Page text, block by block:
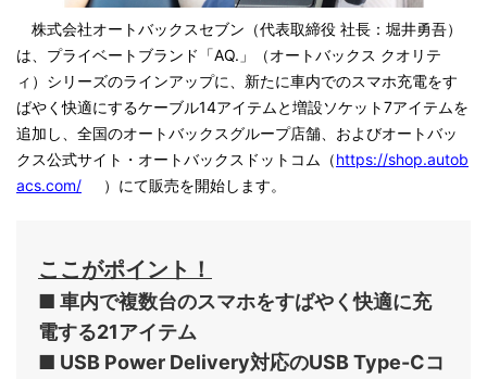
株式会社オートバックスセブン（代表取締役 社長：堀井勇吾）
は、プライベートブランド「AQ.」（オートバックス クオリテ
ィ）シリーズのラインアップに、新たに車内でのスマホ充電をす
ばやく快適にするケーブル14アイテムと増設ソケット7アイテムを
追加し、全国のオートバックスグループ店舗、およびオートバッ
クス公式サイト・オートバックスドットコム（https://shop.autob
acs.com/
）にて販売を開始します。
ここがポイント！
■ 車内で複数台のスマホをすばやく快適に充
電する21アイテム
■ USB Power Delivery対応のUSB Type-Cコ